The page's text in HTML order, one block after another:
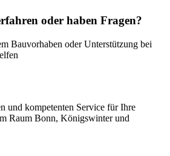
oder haben Fragen?
Bauvorhaben oder Unterstützung bei
und kompetenten Service für Ihre
Raum Bonn, Königswinter und